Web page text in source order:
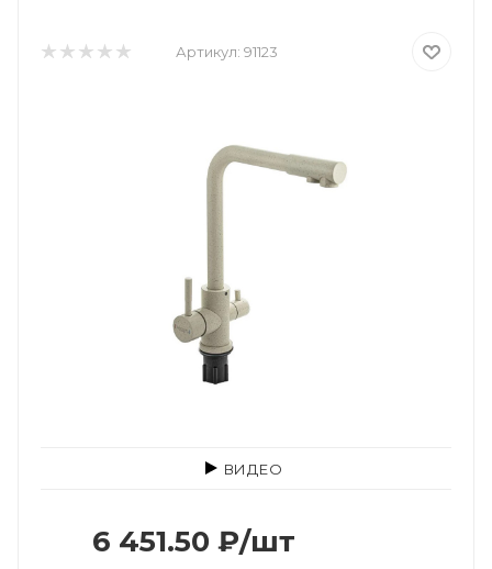
Артикул: 91123
ВИДЕО
6 451.50 ₽/шт